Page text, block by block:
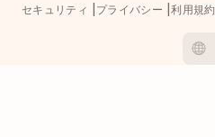
セキュリティ プライバシー 利用規約